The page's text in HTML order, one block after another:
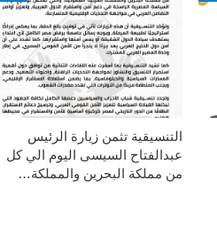
التنسيقية تثمن زيارة الرئيس
عبدالفتاح السيسى اليوم الي كل
من مملكة البحرين والمملكة…